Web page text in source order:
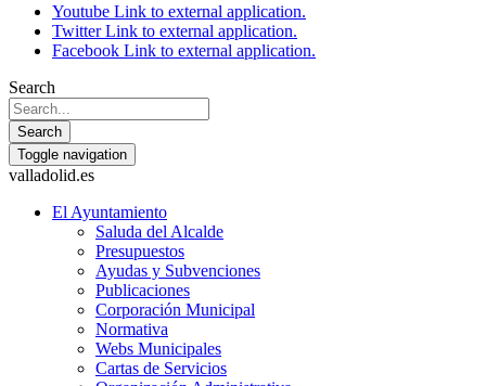
Youtube Link to external application.
TwitterLink to external application.
Facebook Link to external application.
Search
Search
Toggle navigation
valladolid.es
El Ayuntamiento
Saluda del Alcalde
Presupuestos
Ayudas y Subvenciones
Publicaciones
Corporación Municipal
Normativa
Webs Municipales
Cartas de Servicios